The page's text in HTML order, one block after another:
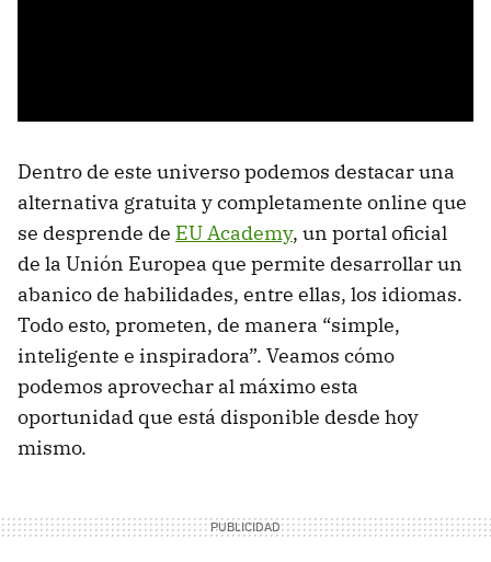
Dentro de este universo podemos destacar una
alternativa gratuita y completamente online que
se desprende de EU Academy, un portal oficial
de la Unión Europea que permite desarrollar un
abanico de habilidades, entre ellas, los idiomas.
Todo esto, prometen, de manera “simple,
inteligente e inspiradora”. Veamos cómo
podemos aprovechar al máximo esta
oportunidad que está disponible desde hoy
mismo.